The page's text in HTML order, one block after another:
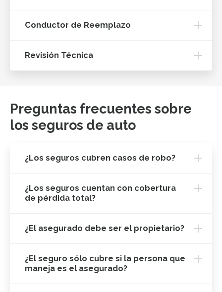
Conductor de Reemplazo
Revisión Técnica
Preguntas frecuentes sobre
los seguros de auto
¿Los seguros cubren casos de robo?
¿Los seguros cuentan con cobertura
de pérdida total?
¿El asegurado debe ser el propietario?
¿El seguro sólo cubre si la persona que
maneja es el asegurado?